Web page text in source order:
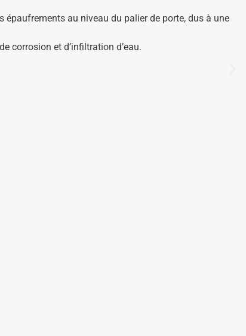
au niveau du palier de porte, dus à une
corrosion et d’infiltration d’eau.